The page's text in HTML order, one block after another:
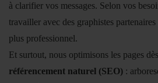
à clarifier vos messages. Selon vos
travailler avec des graphistes
plus professionnel.
Et surtout, nous optimisons les pages
référencement naturel (SEO) :